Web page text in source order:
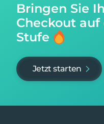
Bringen Sie
Checkout auf
Stufe
Jetzt starten